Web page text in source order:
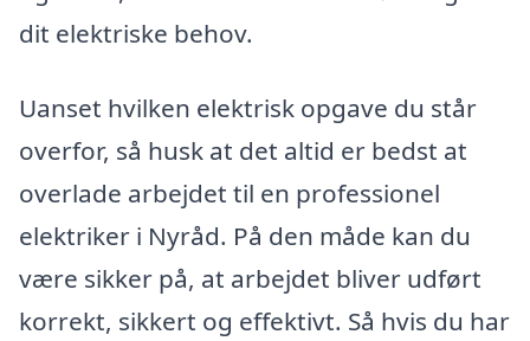
dit elektriske behov.
Uanset hvilken elektrisk opgave du står
overfor, så husk at det altid er bedst at
overlade arbejdet til en professionel
elektriker i Nyråd. På den måde kan du
være sikker på, at arbejdet bliver udført
korrekt, sikkert og effektivt. Så hvis du har